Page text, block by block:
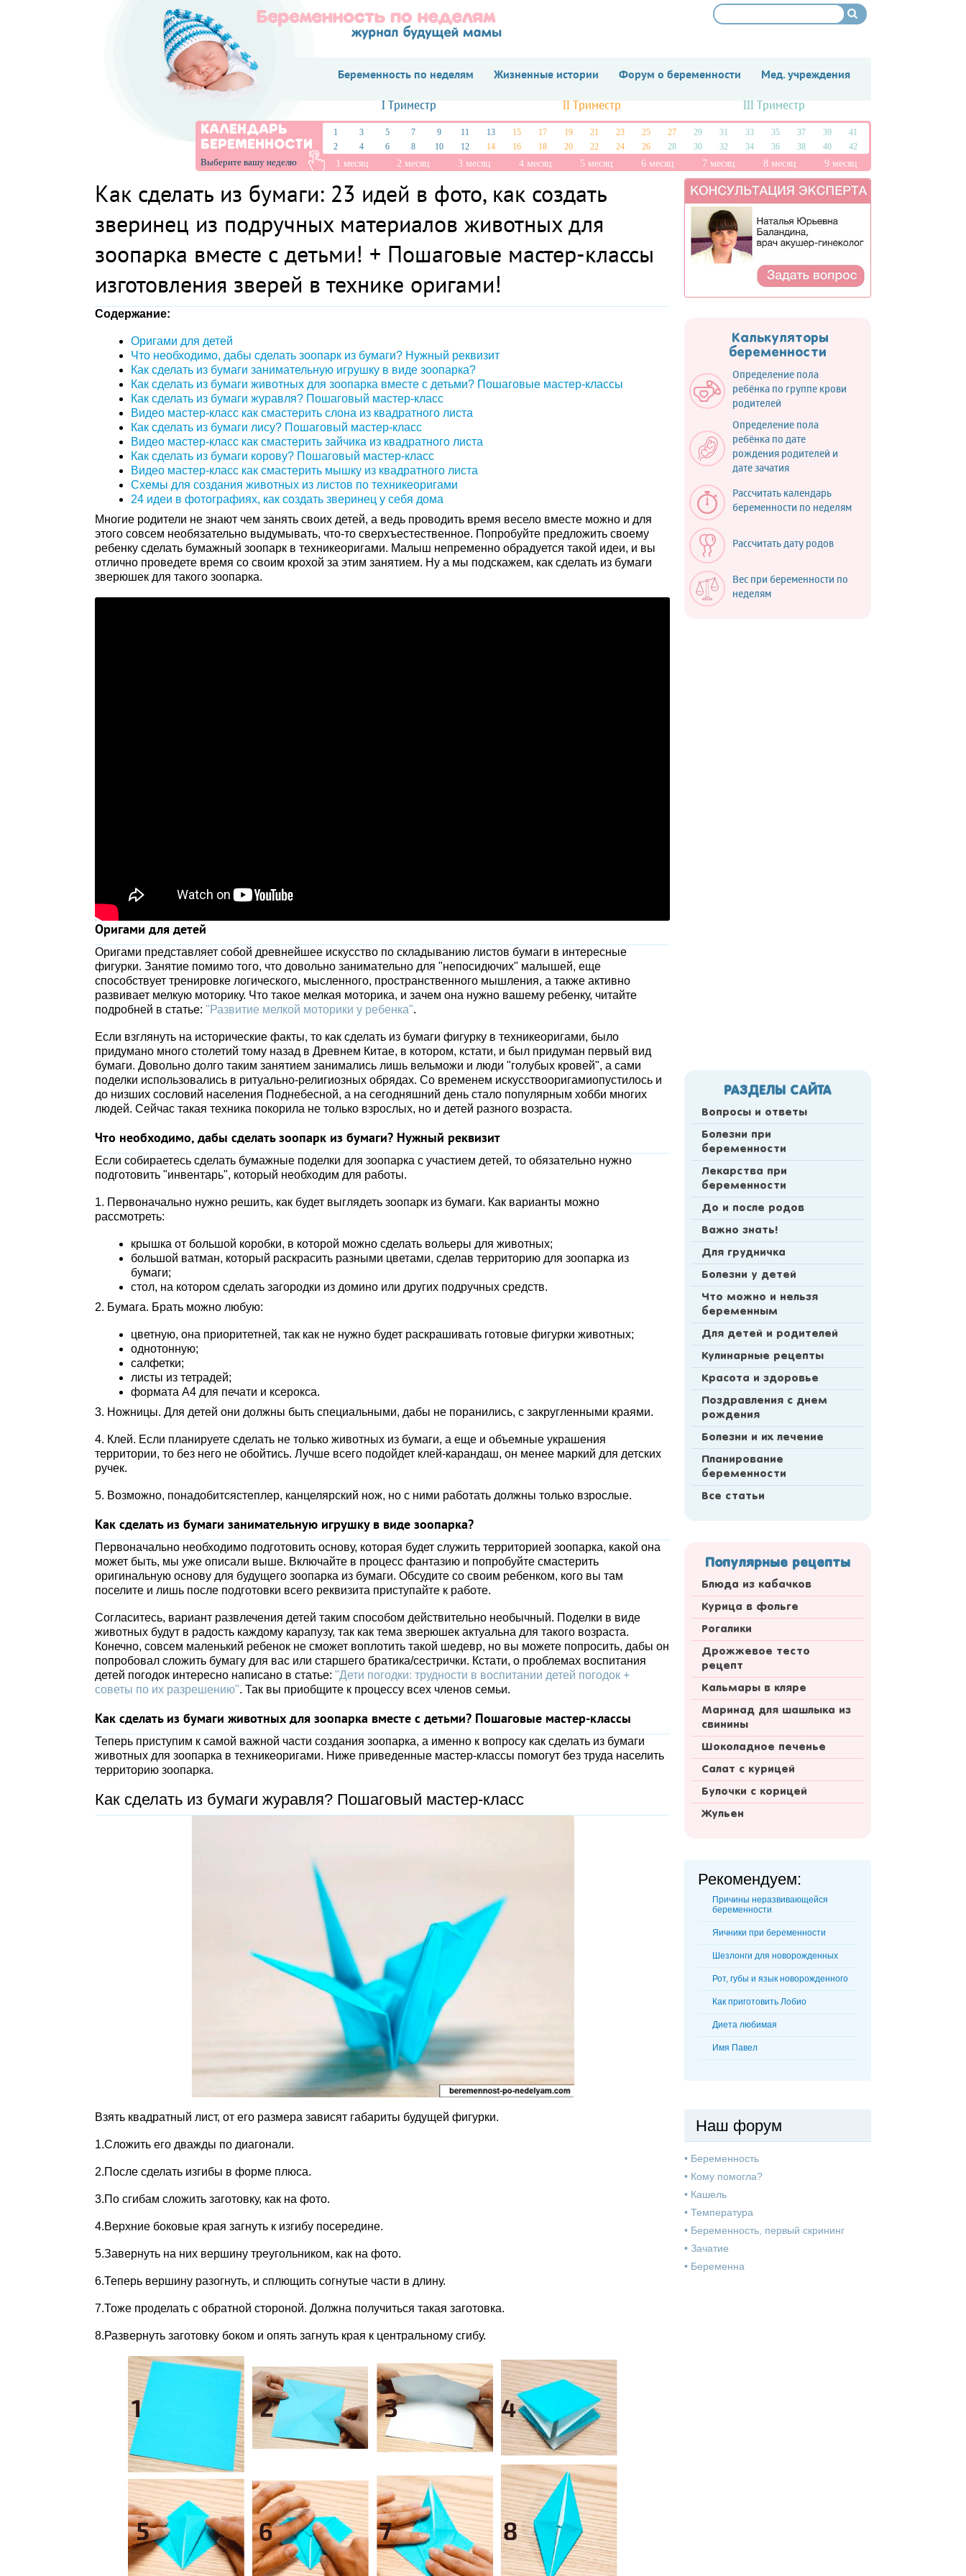
Беременность по неделям Жизненные истории Форум о беременности Мед. учреждения
I Триместр II Триместр III Триместр
КАЛЕНДАРЬ
БЕРЕМЕННОСТИ
Выберите вашу неделю
1 3 5 7 9 11 13 15 17 19 21 23 25 27 29 31 33 35 37 39
41
2
4 6 8 10 12 14 16 18 20 22 24 26 28 30 32 34 36 38 40 42
1 месяц 2 месяц 3 месяц 4 месяц 5 месяц 6 месяц 7 месяц 8 месяц 9 месяц
Как сделать из бумаги: 23 идей в фото, как создать
зверинец из подручных материалов животных для
зоопарка вместе с детьми! + Пошаговые мастер-классы
изготовления зверей в технике оригами!
Содержание:
Оригами для детей
Что необходимо, дабы сделать зоопарк из бумаги? Нужный реквизит
Как сделать из бумаги занимательную игрушку в виде зоопарка?
Как сделать из бумаги животных для зоопарка вместе с детьми? Пошаговые мастер-классы
Как сделать из бумаги журавля? Пошаговый мастер-класс
Видео мастер-класс как смастерить слона из квадратного листа
Как сделать из бумаги лису? Пошаговый мастер-класс
Видео мастер-класс как смастерить зайчика из квадратного листа
Как сделать из бумаги корову? Пошаговый мастер-класс
Видео мастер-класс как смастерить мышку из квадратного листа
Схемы для создания животных из листов по техникеоригами
24 идеи в фотографиях, как создать зверинец у себя дома
Многие родители не знают чем занять своих детей, а ведь проводить время весело вместе можно и для
этого совсем необязательно выдумывать, что-то сверхъестественное. Попробуйте предложить своему
ребенку сделать бумажный зоопарк в техникеоригами. Малыш непременно обрадуется такой идеи, и вы
отлично проведете время со своим крохой за этим занятием. Ну а мы подскажем, как сделать из бумаги
зверюшек для такого зоопарка.
Оригами для детей
Оригами представляет собой древнейшее искусство по складыванию листов бумаги в интересные
фигурки. Занятие помимо того, что довольно занимательно для "непосидючих" малышей, еще
способствует тренировке логического, мысленного, пространственного мышления, а также активно
развивает мелкую моторику. Что такое мелкая моторика, и зачем она нужно вашему ребенку, читайте
подробней в статье: "Развитие мелкой моторики у ребенка".
Если взглянуть на исторические факты, то как сделать из бумаги фигурку в техникеоригами, было
придумано много столетий тому назад в Древнем Китае, в котором, кстати, и был придуман первый вид
бумаги. Довольно долго таким занятием занимались лишь вельможи и люди "голубых кровей", а сами
поделки использовались в ритуально-религиозных обрядах. Со временем искусствооригамиопустилось и
до низших сословий населения Поднебесной, а на сегодняшний день стало популярным хобби многих
людей. Сейчас такая техника покорила не только взрослых, но и детей разного возраста.
Что необходимо, дабы сделать зоопарк из бумаги? Нужный реквизит
Если собираетесь сделать бумажные поделки для зоопарка с участием детей, то обязательно нужно
подготовить "инвентарь", который необходим для работы.
1. Первоначально нужно решить, как будет выглядеть зоопарк из бумаги. Как варианты можно
рассмотреть:
крышка от большой коробки, в которой можно сделать вольеры для животных;
большой ватман, который раскрасить разными цветами, сделав территорию для зоопарка из
бумаги;
стол, на котором сделать загородки из домино или других подручных средств.
2. Бумага. Брать можно любую:
цветную, она приоритетней, так как не нужно будет раскрашивать готовые фигурки животных;
однотонную;
салфетки;
листы из тетрадей;
формата А4 для печати и ксерокса.
3. Ножницы. Для детей они должны быть специальными, дабы не поранились, с закругленными краями.
4. Клей. Если планируете сделать не только животных из бумаги, а еще и объемные украшения
территории, то без него не обойтись. Лучше всего подойдет клей-карандаш, он менее маркий для детских
ручек.
5. Возможно, понадобитсястеплер, канцелярский нож, но с ними работать должны только взрослые.
Как сделать из бумаги занимательную игрушку в виде зоопарка?
Первоначально необходимо подготовить основу, которая будет служить территорией зоопарка, какой она
может быть, мы уже описали выше. Включайте в процесс фантазию и попробуйте смастерить
оригинальную основу для будущего зоопарка из бумаги. Обсудите со своим ребенком, кого вы там
поселите и лишь после подготовки всего реквизита приступайте к работе.
Согласитесь, вариант развлечения детей таким способом действительно необычный. Поделки в виде
животных будут в радость каждому карапузу, так как тема зверюшек актуальна для такого возраста.
Конечно, совсем маленький ребенок не сможет воплотить такой шедевр, но вы можете попросить, дабы он
попробовал сложить бумагу для вас или старшего братика/сестрички. Кстати, о проблемах воспитания
детей погодок интересно написано в статье: "Дети погодки: трудности в воспитании детей погодок +
советы по их разрешению". Так вы приобщите к процессу всех членов семьи.
Как сделать из бумаги животных для зоопарка вместе с детьми? Пошаговые мастер-классы
Теперь приступим к самой важной части создания зоопарка, а именно к вопросу как сделать из бумаги
животных для зоопарка в техникеоригами. Ниже приведенные мастер-классы помогут без труда населить
территорию зоопарка.
Как сделать из бумаги журавля? Пошаговый мастер-класс
Взять квадратный лист, от его размера зависят габариты будущей фигурки.
1.Сложить его дважды по диагонали.
2.После сделать изгибы в форме плюса.
3.По сгибам сложить заготовку, как на фото.
4.Верхние боковые края загнуть к изгибу посередине.
5.Завернуть на них вершину треугольником, как на фото.
6.Теперь вершину разогнуть, и сплющить согнутые части в длину.
7.Тоже проделать с обратной стороной. Должна получиться такая заготовка.
8.Развернуть заготовку боком и опять загнуть края к центральному сгибу.
Калькуляторы
беременности
Определение пола
ребёнка по группе крови
родителей
Определение пола
ребёнка по дате
рождения родителей и
дате зачатия
Рассчитать календарь
беременности по неделям
Рассчитать дату родов
Вес при беременности по
неделям
РАЗДЕЛЫ САЙТА
Вопросы и ответы
Болезни при
беременности
Лекарства при
беременности
До и после родов
Важно знать!
Для грудничка
Болезни у детей
Что можно и нельзя
беременным
Для детей и родителей
Кулинарные рецепты
Красота и здоровье
Поздравления с днем
рождения
Болезни и их лечение
Планирование
беременности
Все статьи
Популярные рецепты
Блюда из кабачков
Курица в фольге
Рогалики
Дрожжевое тесто
рецепт
Кальмары в кляре
Маринад для шашлыка из
свинины
Шоколадное печенье
Салат с курицей
Булочки с корицей
Жульен
Рекомендуем:
Причины неразвивающейся
беременности
Яичники при беременности
Шезлонги для новорожденных
Рот, губы и язык новорожденного
Как приготовить Лобио
Диета любимая
Имя Павел
Наш форум
• Беременность
• Кому помогла?
• Кашель
• Температура
• Беременность, первый скрининг
• Зачатие
• Беременна